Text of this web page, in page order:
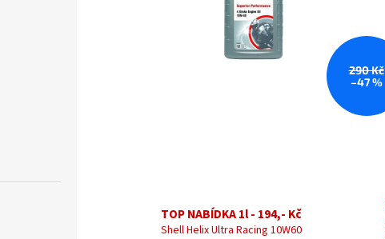
290 Kč
–47 %
TOP NABÍDKA 1l - 194,- Kč
Shell Helix Ultra Racing 10W60